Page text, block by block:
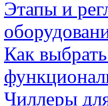
Этапы и
Как
Чиллеры